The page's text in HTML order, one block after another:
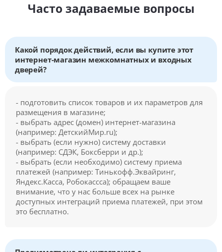
Часто задаваемые вопросы
Какой порядок действий, если вы купите этот
интернет-магазин межкомнатных и входных
дверей?
- подготовить список товаров и их параметров для
размещения в магазине;
- выбрать адрес (домен) интернет-магазина
(например: ДетскийМир.ru);
- выбрать (если нужно) систему доставки
(например: СДЭК, Боксберри и др.);
- выбрать (если необходимо) систему приема
платежей (например: Тинькофф.Эквайринг,
Яндекс.Касса, Робокассса); обращаем ваше
внимание, что у нас больше всех на рынке
доступных интеграций приема платежей, при этом
это бесплатно.